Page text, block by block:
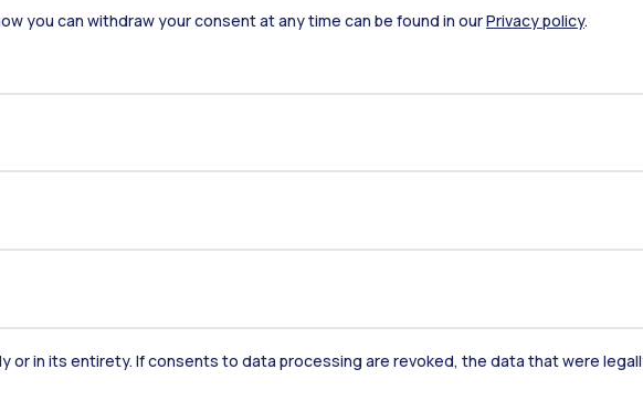
Frontiere Esami di stato
you can withdraw your consent at any time can be found in ourPrivacy policy.
or in its entirety. If consents to data processing are revoked, the data that were